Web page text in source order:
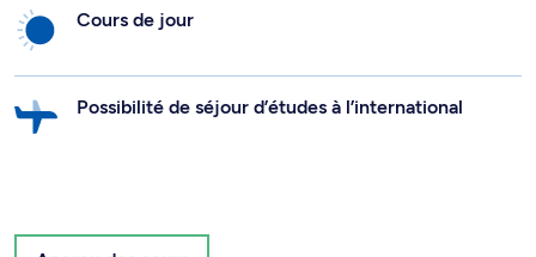
Cours de jour
Possibilité de séjour d’études à l’international